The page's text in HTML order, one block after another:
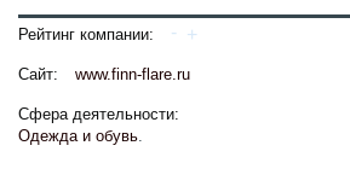
Рейтинг компании:
Сайт: www.finn-flare.ru
Сфера деятельности:
Одежда и обувь.